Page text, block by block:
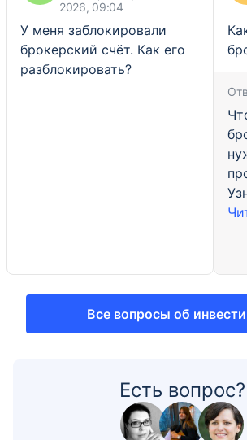
2026, 09:04
У меня заблокировали
брокерский счёт. Как его
разблокировать?
Все вопросы об
Есть вопрос?